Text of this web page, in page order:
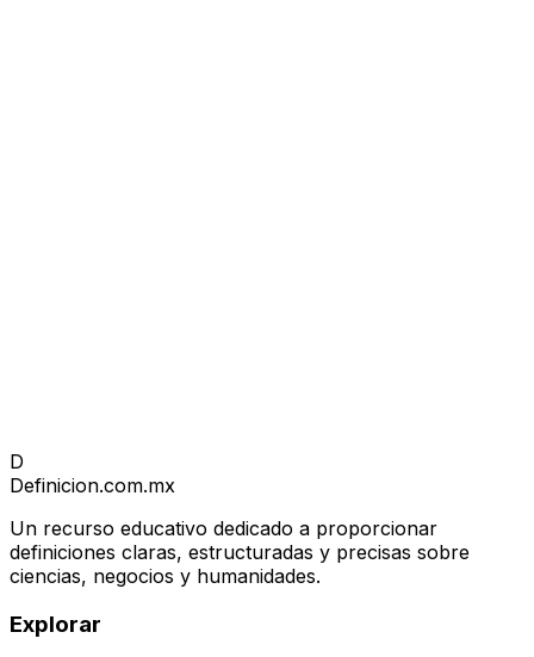
D
Definicion.com.mx
Un recurso educativo dedicado a proporcionar
definiciones claras, estructuradas y precisas sobre
ciencias, negocios y humanidades.
Explorar